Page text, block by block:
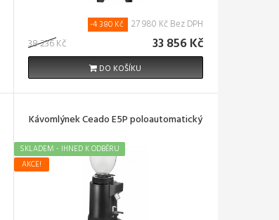
38 236 Kč
-4 380 Kč 27 980 Kč Bez DPH
33 856 Kč
DO KOŠÍKU
Kávomlýnek Ceado E5P poloautomatický
AKCE!
SKLADEM - IHNED K ODBĚRU